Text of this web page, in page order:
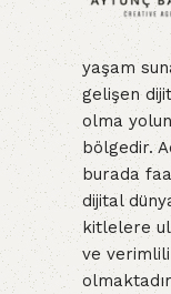
yaşam
gelişen
olma
bölgedir.
burada
dijital
kitlelere
ve